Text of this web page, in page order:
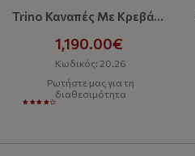
Trino Καναπές Με Κρεβάτι Και Αποθηκευτικό Χώρο
1,190.00€
Κωδικός: 20.26
Ρωτήστε μας για τη
διαθεσιμότητα